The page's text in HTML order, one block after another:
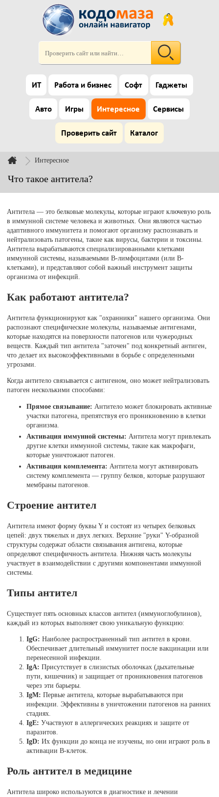
ИТ Работа и бизнес Софт Гаджеты
Авто Игры Интересное Сервисы
Проверить сайт Каталог
Интересное
Что такое антитела?
Антитела — это белковые молекулы, которые играют ключевую роль
в иммунной системе человека и животных. Они являются частью
адаптивного иммунитета и помогают организму распознавать и
нейтрализовать патогены, такие как вирусы, бактерии и токсины.
Антитела вырабатываются специализированными клетками
иммунной системы, называемыми В-лимфоцитами (или В-
клетками), и представляют собой важный инструмент защиты
организма от инфекций.
Как работают антитела?
Антитела функционируют как "охранники" нашего организма. Они
распознают специфические молекулы, называемые антигенами,
которые находятся на поверхности патогенов или чужеродных
веществ. Каждый тип антитела "заточен" под конкретный антиген,
что делает их высокоэффективными в борьбе с определенными
угрозами.
Когда антитело связывается с антигеном, оно может нейтрализовать
патоген несколькими способами:
Прямое связывание: Антитело может блокировать активные
участки патогена, препятствуя его проникновению в клетки
организма.
Активация иммунной системы: Антитела могут привлекать
другие клетки иммунной системы, такие как макрофаги,
которые уничтожают патоген.
Активация комплемента: Антитела могут активировать
систему комплемента — группу белков, которые разрушают
мембраны патогенов.
Строение антител
Антитела имеют форму буквы Y и состоят из четырех белковых
цепей: двух тяжелых и двух легких. Верхние "руки" Y-образной
структуры содержат области связывания антигена, которые
определяют специфичность антитела. Нижняя часть молекулы
участвует в взаимодействии с другими компонентами иммунной
системы.
Типы антител
Существует пять основных классов антител (иммуноглобулинов),
каждый из которых выполняет свою уникальную функцию:
IgG: Наиболее распространенный тип антител в крови.
Обеспечивает длительный иммунитет после вакцинации или
перенесенной инфекции.
IgA: Присутствует в слизистых оболочках (дыхательные
пути, кишечник) и защищает от проникновения патогенов
через эти барьеры.
IgM: Первые антитела, которые вырабатываются при
инфекции. Эффективны в уничтожении патогенов на ранних
стадиях.
IgE: Участвуют в аллергических реакциях и защите от
паразитов.
IgD: Их функции до конца не изучены, но они играют роль в
активации В-клеток.
Роль антител в медицине
Антитела широко используются в диагностике и лечении